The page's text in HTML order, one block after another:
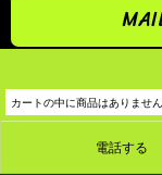
カートの中に商品はありません
カラーミーショップ電話する